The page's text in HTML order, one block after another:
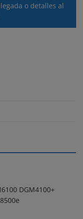
o detalles al
DGM4100+